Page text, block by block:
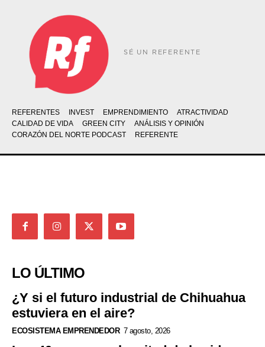
SÉ UN REFERENTE
REFERENTES INVEST EMPRENDIMIENTO
ATRACTIVIDAD
CALIDAD DE VIDA
GREEN CITY
ANÁLISIS Y OPINIÓN
CORAZÓN DEL NORTE PODCAST
REFERENTE
LO ÚLTIMO
¿Y si el futuro industrial de Chihuahua
estuviera en el aire?
ECOSISTEMA EMPRENDEDOR 7 agosto, 2026